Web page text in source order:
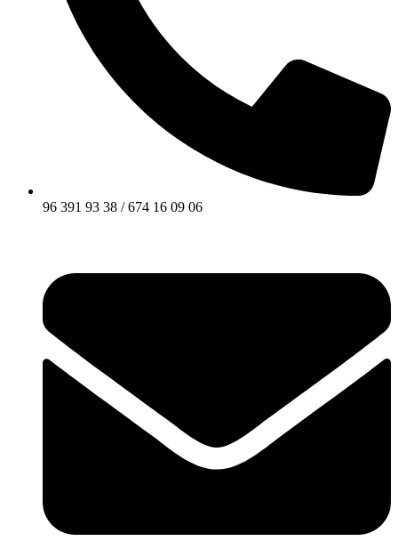
96 391 93 38 / 674 16 09 06